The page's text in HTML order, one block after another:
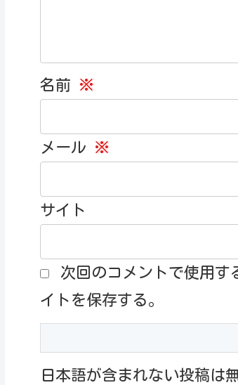
名前 ※
メール ※
サイト
次回のコメントで使用す
イトを保存する。
日本語が含まれない投稿は